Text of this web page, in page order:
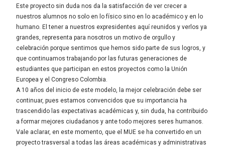
Este proyecto sin duda nos da la satisfacción de ver crecer a
nuestros alumnos no solo en lo físico sino en lo académico y en lo
humano. El tener a nuestros expresidentes aquí reunidos y verlos ya
grandes, representa para nosotros un motivo de orgullo y
celebración porque sentimos que hemos sido parte de sus logros, y
que continuamos trabajando por las futuras generaciones de
estudiantes que participan en estos proyectos como la Unión
Europea y el Congreso Colombia.
A 10 años del inicio de este modelo, la mejor celebración debe ser
continuar, pues estamos convencidos que su importancia ha
trascendido las expectativas académicas y, sin duda, ha contribuido
a formar mejores ciudadanos y ante todo mejores seres humanos.
Vale aclarar, en este momento, que el MUE se ha convertido en un
proyecto trasversal a todas las áreas académicas y administrativas